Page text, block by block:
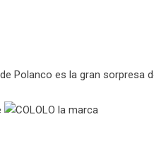
Polanco es la gran sorpresa